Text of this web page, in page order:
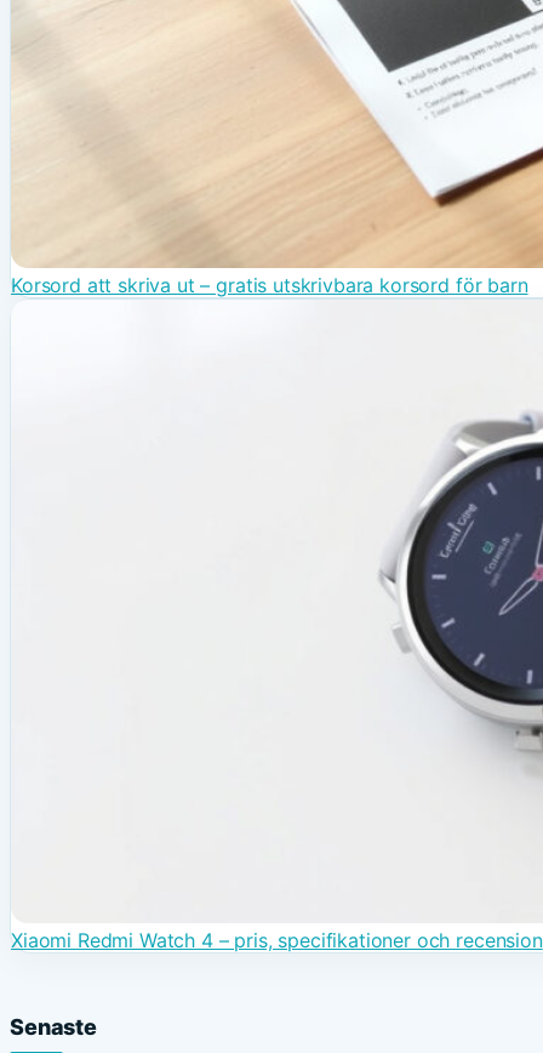
Korsord att skriva ut – gratis utskrivbara korsord för barn
Xiaomi Redmi Watch 4 – pris, specifikationer och recension
Senaste